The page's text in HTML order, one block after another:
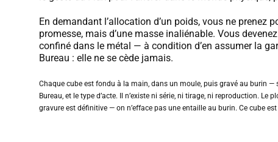
En demandant l’allocation d’un poids, vous ne prenez
promesse, mais d’une masse inaliénable. Vous
confiné dans le métal — à condition d’en assumer la
Bureau : elle ne se cède jamais.
Chaque cube est fondu à la main, dans un moule, puis gravé au burin
Bureau, et le type d’acte. Il n’existe ni série, ni tirage, ni reproduction. Le
gravure est définitive — on n’efface pas une entaille au burin. Ce cube